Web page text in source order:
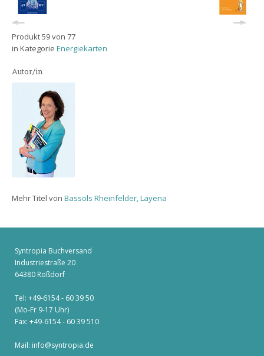
Produkt 59 von 77
in Kategorie Energiekarten
Autor/in
Mehr Titel von Bassols Rheinfelder, Layena
Syntropia Buchversand
Industriestraße 20
64380 Roßdorf
Tel: +49-6154 - 60 39 50
(Mo-Fr 9-17 Uhr)
Fax: +49-6154 - 60 39 510
Mail: info@syntropia.de